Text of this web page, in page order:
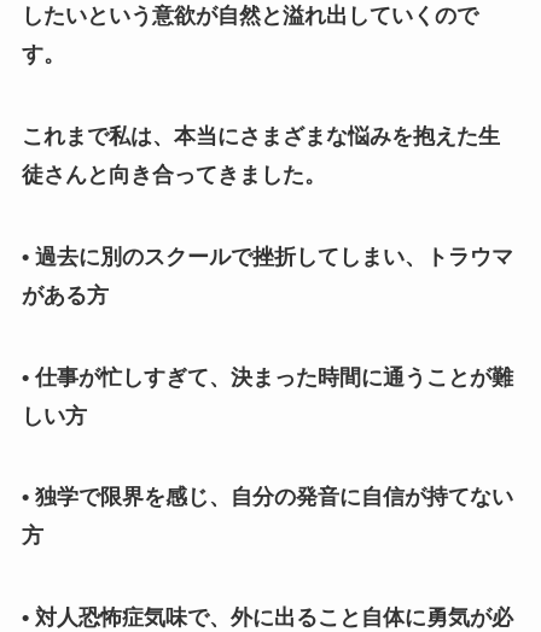
したいという意欲が自然と溢れ出していくので
す。
これまで私は、本当にさまざまな悩みを抱えた生
徒さんと向き合ってきました。
• 過去に別のスクールで挫折してしまい、トラウマ
がある方
• 仕事が忙しすぎて、決まった時間に通うことが難
しい方
• 独学で限界を感じ、自分の発音に自信が持てない
方
• 対人恐怖症気味で、外に出ること自体に勇気が必